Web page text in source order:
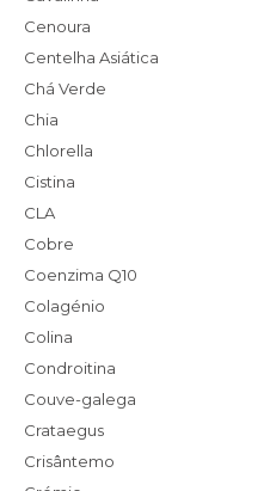
Cenoura
Centelha Asiática
Chá Verde
Chia
Chlorella
Cistina
CLA
Cobre
Coenzima Q10
Colagénio
Colina
Condroitina
Couve-galega
Crataegus
Crisântemo